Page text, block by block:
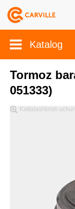
Katalog
Tormoz
051333)
Kattalashtirish